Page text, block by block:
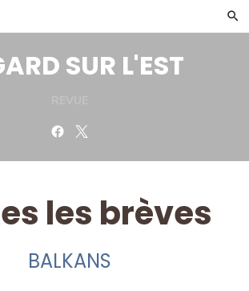
SUR L'EST
Facebook
les brèves
BALKANS